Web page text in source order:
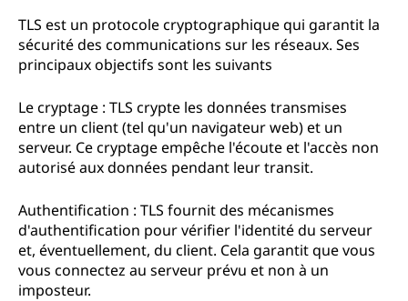
TLS est un protocole cryptographique qui garantit la
sécurité des communications sur les réseaux. Ses
principaux objectifs sont les suivants
Le cryptage : TLS crypte les données transmises
entre un client (tel qu'un navigateur web) et un
serveur. Ce cryptage empêche l'écoute et l'accès non
autorisé aux données pendant leur transit.
Authentification : TLS fournit des mécanismes
d'authentification pour vérifier l'identité du serveur
et, éventuellement, du client. Cela garantit que vous
vous connectez au serveur prévu et non à un
imposteur.